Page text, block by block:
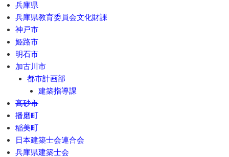
兵庫県
兵庫県教育委員会文化財課
神戸市
姫路市
明石市
加古川市
都市計画部
建築指導課
高砂市
播磨町
稲美町
日本建築士会連合会
兵庫県建築士会